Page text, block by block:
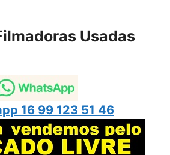
Usadas
16 99 123 51 46